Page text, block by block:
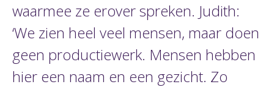
waarmee ze erover spreken. Judith:
‘We zien heel veel mensen, maar doen
geen productiewerk. Mensen hebben
hier een naam en een gezicht. Zo